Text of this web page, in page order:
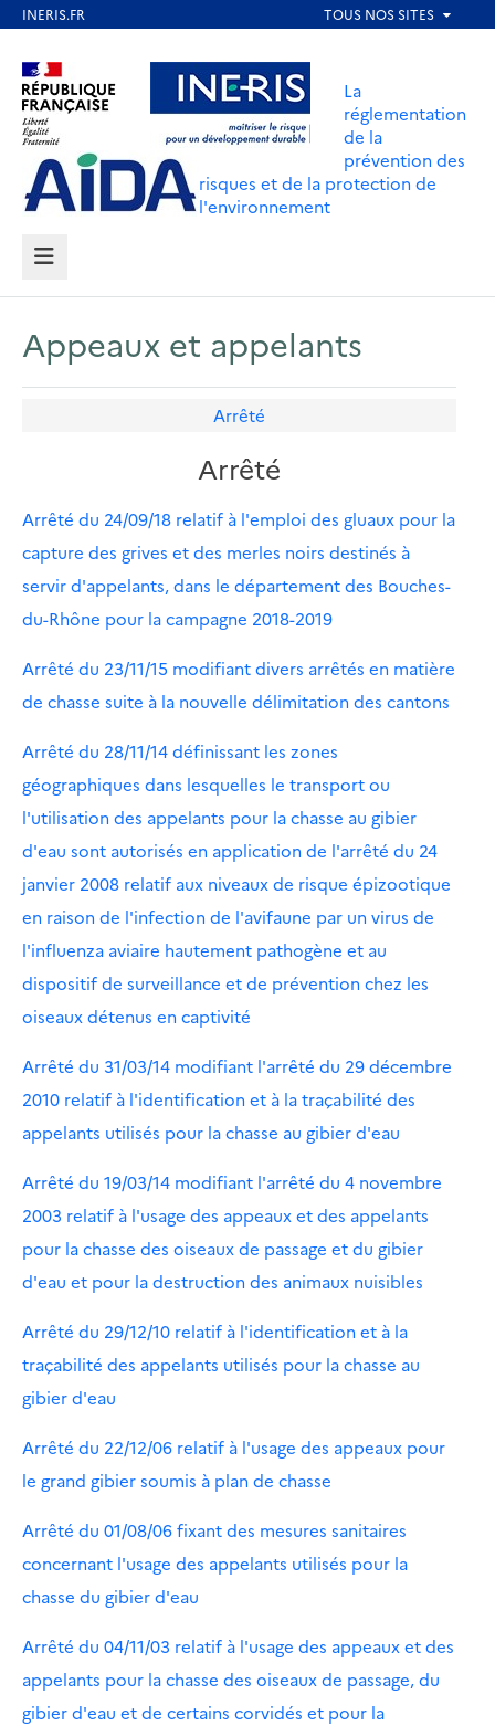
contenu
principal
Aller au contenu Aller au menu
Aller au pied de page
La
réglementation
de la
prévention des
risques et de la protection de
l'environnement
MENU
Appeaux et appelants
Arrêté
Arrêté
Arrêté du 24/09/18 relatif à l'emploi des gluaux pour la
capture des grives et des merles noirs destinés à
servir d'appelants, dans le département des Bouches-
du-Rhône pour la campagne 2018-2019
Arrêté du 23/11/15 modifiant divers arrêtés en matière
de chasse suite à la nouvelle délimitation des cantons
Arrêté du 28/11/14 définissant les zones
géographiques dans lesquelles le transport ou
l'utilisation des appelants pour la chasse au gibier
d'eau sont autorisés en application de l'arrêté du 24
janvier 2008 relatif aux niveaux de risque épizootique
en raison de l'infection de l'avifaune par un virus de
l'influenza aviaire hautement pathogène et au
dispositif de surveillance et de prévention chez les
oiseaux détenus en captivité
Arrêté du 31/03/14 modifiant l'arrêté du 29 décembre
2010 relatif à l'identification et à la traçabilité des
appelants utilisés pour la chasse au gibier d'eau
Arrêté du 19/03/14 modifiant l'arrêté du 4 novembre
2003 relatif à l'usage des appeaux et des appelants
pour la chasse des oiseaux de passage et du gibier
d'eau et pour la destruction des animaux nuisibles
Arrêté du 29/12/10 relatif à l'identification et à la
traçabilité des appelants utilisés pour la chasse au
gibier d'eau
Arrêté du 22/12/06 relatif à l'usage des appeaux pour
le grand gibier soumis à plan de chasse
Arrêté du 01/08/06 fixant des mesures sanitaires
concernant l'usage des appelants utilisés pour la
chasse du gibier d'eau
Arrêté du 04/11/03 relatif à l'usage des appeaux et des
appelants pour la chasse des oiseaux de passage, du
gibier d'eau et de certains corvidés et pour la